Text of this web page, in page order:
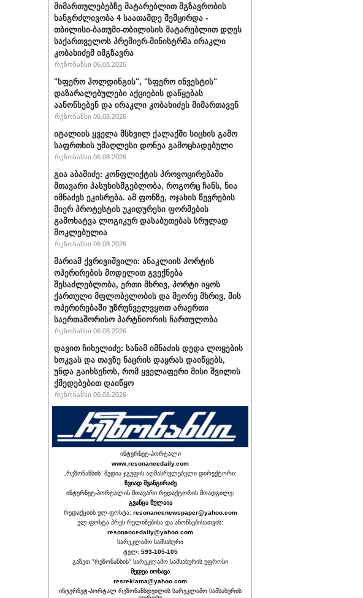
მიმართულებებზე მატარებლით მგზავრობის
ხანგრძლივობა 4 საათამდე შემცირდა -
თბილისი-ბათუმი-თბილისის მატარებლით დღეს
საქართველოს პრემიერ-მინისტრმა ირაკლი
კობახიძემ იმგზავრა
რეზონანსი 06.08.2026
"სფერო ჰოლდინგის", "სფერო ინვესტის"
დაზარალებულები აქციების დაწყებას
აანონსებენ და ირაკლი კობახიძეს მიმართავენ
რეზონანსი 06.08.2026
იტალიის ყველა მსხვილ ქალაქში სიცხის გამო
საფრთხის უმაღლესი დონეა გამოცხადებული
რეზონანსი 06.08.2026
გია აბაშიძე: კონფლიქტის პროვოცირებაში
მთავარი პასუხისმგებლობა, როგორც ჩანს, ნია
იმნაძეს ეკისრება. ამ ფონზე, ოჯახის წევრების
მიერ პროტესტის უკიდურესი ფორმების
გამოხატვა ლოგიკურ დასაბუთებას სრულად
მოკლებულია
რეზონანსი 06.08.2026
მარიამ ქვრივიშვილი: ანაკლიის პორტის
ოპერირების მოდელით გვექნება
შესაძლებლობა, ერთი მხრივ, პორტი იყოს
ქართული მფლობელობის და მეორე მხრივ, მის
ოპერირებაში უზრუნველვყოთ არაერთი
საერთაშორისო პარტნიორის ჩართულობა
რეზონანსი 06.08.2026
დავით ჩიხელიძე: სანამ იმნაძის დედა ლოყების
ხოკვას და თავზე ნაცრის დაყრას დაიწყებს,
უნდა გაიხსენოს, რომ ყველაფერი მისი შვილის
ქმედებებით დაიწყო
რეზონანსი 06.08.2026
ინტერნეტ-პორტალი
www.resonancedaily.com
„რეზონანსის“ მედია ჯგუფის აღმასრულებელი დირექტორი:
ზვიად შვანგირაძე
ინტერნეტ-პორტალის მთავარი რედაქტორის მოადგილე:
გვანცა წულაია
რედაქციის ელ-ფოსტა: resonancenewspaper@yahoo.com
ელ-ფოსტა პრეს-რელიზებისა და ანონსებისათვის:
resonancedaily@yahoo.com
სარეკლამო სამსახური
ტელ: 593-105-105
გაზეთ "რეზონანსის" სარეკლამო სამსახურის უფროსი
მედეა იოსავა
resreklama@yahoo.com
ინტერნეტ-პორტალ რეზონანსდეილის სარეკლამო სამსახურის